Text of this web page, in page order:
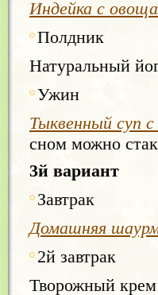
Индейка с
Полдник
Натуральный
Ужин
Тыквенный суп
сном можно
3й вариант
Завтрак
Домашняя
2й завтрак
Творожный